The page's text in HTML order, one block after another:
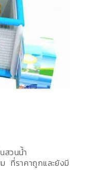
สวนน้ำ
ที่ราคาถูกและยังมี